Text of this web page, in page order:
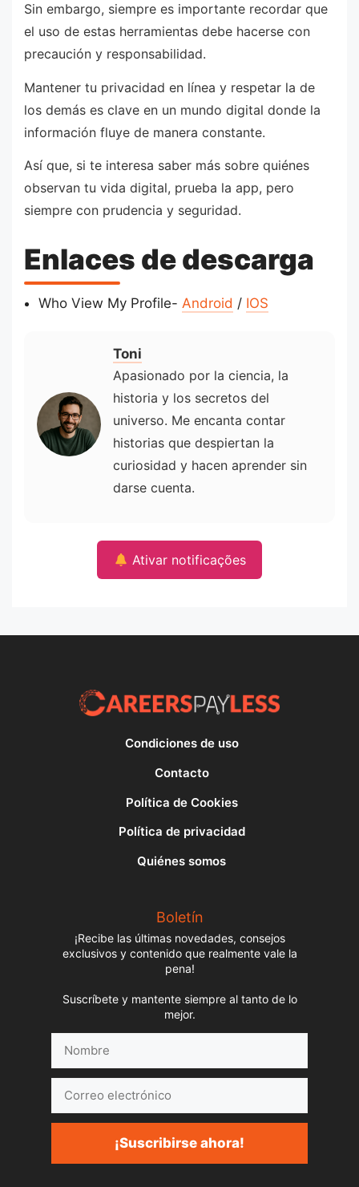
Sin embargo, siempre es importante recordar que
el uso de estas herramientas debe hacerse con
precaución y responsabilidad.
Mantener tu privacidad en línea y respetar la de
los demás es clave en un mundo digital donde la
información fluye de manera constante.
Así que, si te interesa saber más sobre quiénes
observan tu vida digital, prueba la app, pero
siempre con prudencia y seguridad.
Enlaces de descarga
Who View My Profile- Android / IOS
Toni
Apasionado por la ciencia, la
historia y los secretos del
universo. Me encanta contar
historias que despiertan la
curiosidad y hacen aprender sin
darse cuenta.
Ativar notificações
Condiciones de uso
Contacto
Política de Cookies
Política de privacidad
Quiénes somos
Boletín
¡Recibe las últimas novedades, consejos
exclusivos y contenido que realmente vale la
pena!
Suscríbete y mantente siempre al tanto de lo
mejor.
electrónico
¡Suscribirse ahora!